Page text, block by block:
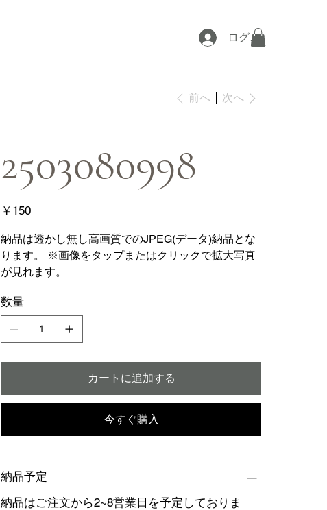
ログイン
前へ 次へ
2503080998
価
格
￥150
納品は透かし無し高画質でのJPEG(データ)納品とな
ります。 ※画像をタップまたはクリックで拡大写真
が見れます。
数量
カートに追加する
今すぐ購入
納品予定
納品はご注文から2~8営業日を予定しておりま